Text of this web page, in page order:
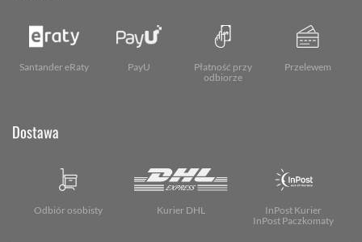
Santander eRaty PayU
Płatność przy
odbiorze
Przelewem
Dostawa
Odbiór osobisty Kurier DHL
InPost Kurier
InPost Paczkomaty